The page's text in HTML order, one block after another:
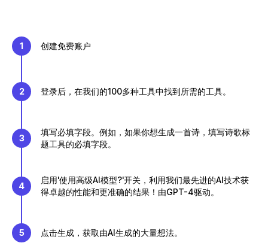
1 创建免费账户
2 登录后，在我们的100多种工具中找到所需的工具。
3
填写必填字段。例如，如果你想生成一首诗，填写诗歌标
题工具的必填字段。
4
启用'使用高级AI模型?'开关，利用我们最先进的AI技术获
得卓越的性能和更准确的结果！由GPT-4驱动。
5 点击生成，获取由AI生成的大量想法。